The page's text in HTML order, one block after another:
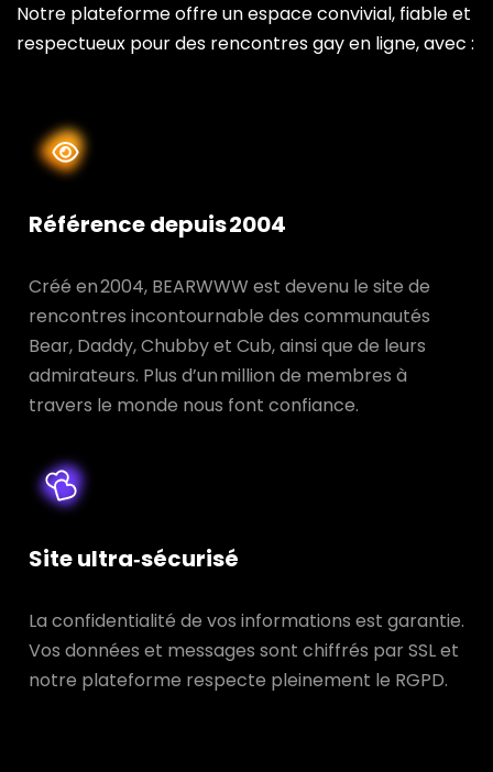
Notre plateforme offre un espace convivial, fiable et
respectueux pour des rencontres gay en ligne, avec :
Référence depuis 2004
Créé en 2004, BEARWWW est devenu le site de
rencontres incontournable des communautés
Bear, Daddy, Chubby et Cub, ainsi que de leurs
admirateurs. Plus d’un million de membres à
travers le monde nous font confiance.
Site ultra‑sécurisé
La confidentialité de vos informations est garantie.
Vos données et messages sont chiffrés par SSL et
notre plateforme respecte pleinement le RGPD.